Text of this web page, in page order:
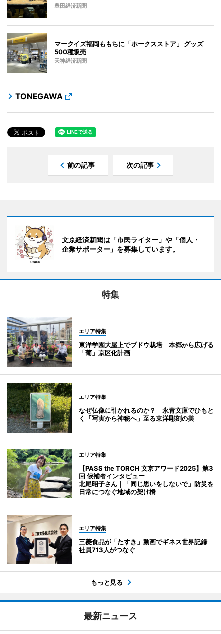
豊田経済新聞
マークイズ福岡ももちに「ホークスストア」 グッズ
500種販売
天神経済新聞
TONEGAWA
前の記事 次の記事
文京経済新聞は「市民ライター」や「個人・
企業サポーター」を募集しています。
特集
エリア特集
東洋学園大屋上でブドウ栽培 本郷から広げる
「葡」京区化計画
エリア特集
なぜ仏像に引かれるのか？ 永青文庫でひもと
く「写実から神秘へ」至る東洋彫刻の美
エリア特集
【PASS the TORCH 文京アワード2025】第3
回 候補者インタビュー
北尾昭子さん｜「同じ思いをしないで」防災を
日常につなぐ地域の架け橋
エリア特集
三菱食品が「たすき」動画でギネス世界記録
社員713人がつなぐ
もっと見る
最新ニュース